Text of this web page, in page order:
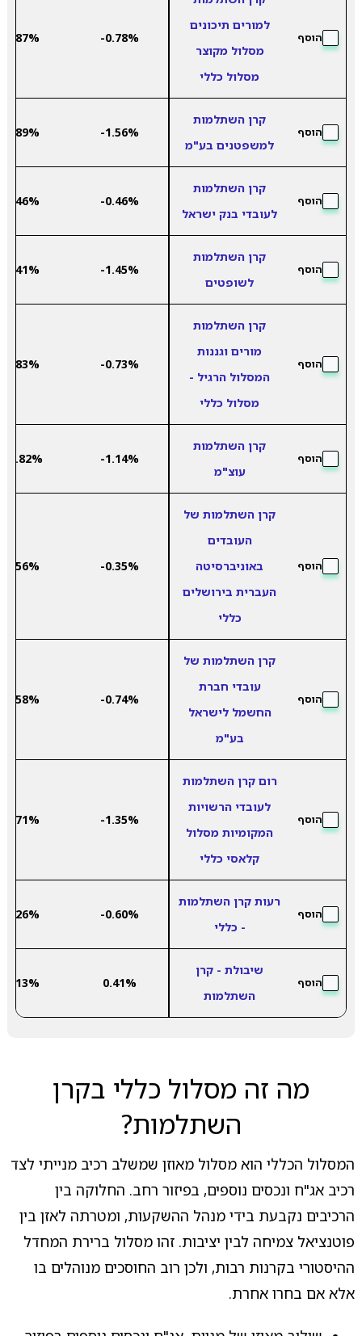
הוסף
למורים תיכונים
מסלול מקוצר
מסלול כללי
-0.78%
7.87%
הוסף
קרן השתלמות
למשפטנים בע"מ
-1.56%
6.89%
הוסף
קרן השתלמות
לעובדי בנק ישראל
-0.46%
5.46%
הוסף
קרן השתלמות
לשופטים
-1.45%
6.41%
הוסף
קרן השתלמות
מורים וגננות
המסלול הרגיל -
מסלול כללי
-0.73%
7.83%
הוסף
קרן השתלמות
עוצ"מ
-1.14%
12.82%
הוסף
קרן השתלמות של
העובדים
באוניברסיטה
העברית בירושלים
כללי
-0.35%
6.56%
הוסף
קרן השתלמות של
עובדי חברת
החשמל לישראל
בע"מ
-0.74%
6.58%
הוסף
רום קרן השתלמות
לעובדי הרשויות
המקומיות מסלול
קלאסי כללי
-1.35%
4.71%
הוסף
רעות קרן השתלמות
- כללי
-0.60%
6.26%
הוסף
שיבולת - קרן
השתלמות
0.41%
2.13%
מה זה מסלול כללי בקרן
השתלמות?
המסלול הכללי הוא מסלול מאוזן שמשלב רכיב מנייתי לצד
רכיב אג"ח ונכסים נוספים, בפיזור רחב. החלוקה בין
הרכיבים נקבעת בידי מנהל ההשקעות, ומטרתה לאזן בין
פוטנציאל צמיחה לבין יציבות. זהו מסלול ברירת המחדל
ההיסטורי בקרנות רבות, ולכן רוב החוסכים מנוהלים בו
אלא אם בחרו אחרת.